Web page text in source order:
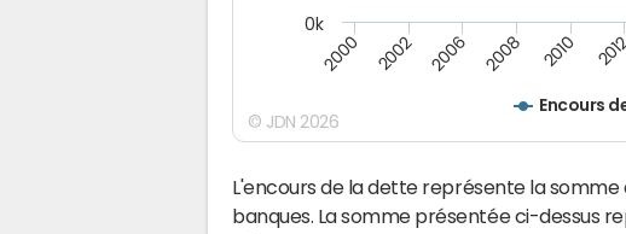
Encours
2000 2002 2006 2008 2010
0k
© JDN 2026
L'encours de la dette représente la somme
banques. La somme présentée ci-dessus